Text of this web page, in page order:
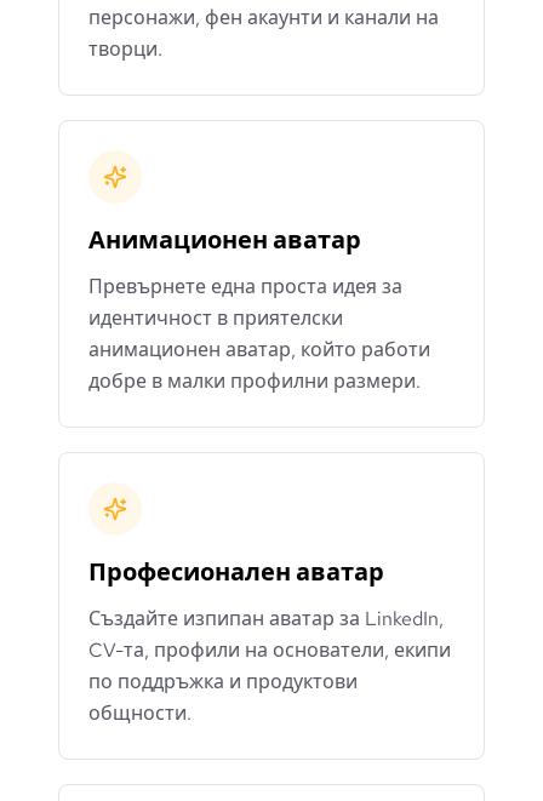
персонажи, фен акаунти и канали на
творци.
Анимационен аватар
Превърнете една проста идея за
идентичност в приятелски
анимационен аватар, който работи
добре в малки профилни размери.
Професионален аватар
Създайте изпипан аватар за LinkedIn,
CV-та, профили на основатели, екипи
по поддръжка и продуктови
общности.